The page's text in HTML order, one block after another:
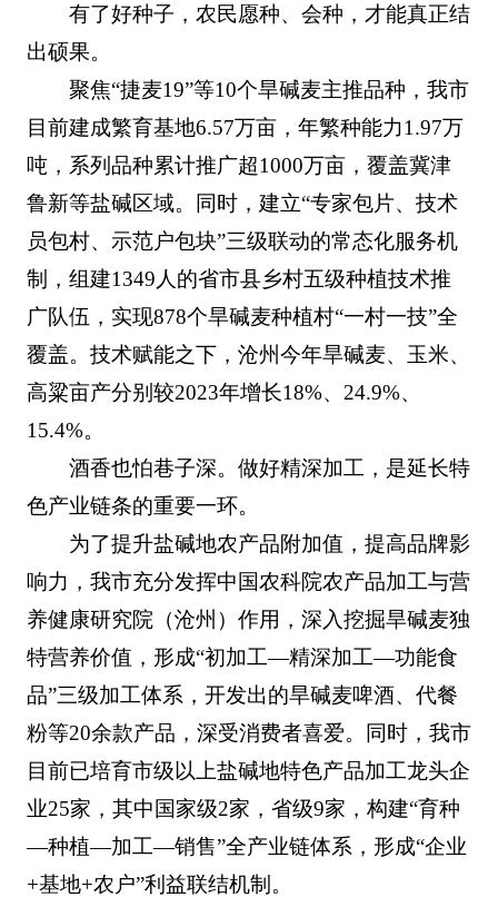
有了好种子，农民愿种、会种，才能真正结
出硕果。
聚焦“捷麦19”等10个旱碱麦主推品种，我市
目前建成繁育基地6.57万亩，年繁种能力1.97万
吨，系列品种累计推广超1000万亩，覆盖冀津
鲁新等盐碱区域。同时，建立“专家包片、技术
员包村、示范户包块”三级联动的常态化服务机
制，组建1349人的省市县乡村五级种植技术推
广队伍，实现878个旱碱麦种植村“一村一技”全
覆盖。技术赋能之下，沧州今年旱碱麦、玉米、
高粱亩产分别较2023年增长18%、24.9%、
15.4%。
酒香也怕巷子深。做好精深加工，是延长特
色产业链条的重要一环。
为了提升盐碱地农产品附加值，提高品牌影
响力，我市充分发挥中国农科院农产品加工与营
养健康研究院（沧州）作用，深入挖掘旱碱麦独
特营养价值，形成“初加工—精深加工—功能食
品”三级加工体系，开发出的旱碱麦啤酒、代餐
粉等20余款产品，深受消费者喜爱。同时，我市
目前已培育市级以上盐碱地特色产品加工龙头企
业25家，其中国家级2家，省级9家，构建“育种
—种植—加工—销售”全产业链体系，形成“企业
+基地+农户”利益联结机制。